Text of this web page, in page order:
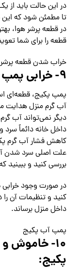
در این حالت باید از
تا مطمئن شود که
در قطعه پرشر هوا،
قطعه را برای شما
خراب شدن قطعه
۹- خرابی پمپ پکیج:
پمپ پکیج، قطعه‌ای
آب گرم منزل هدایت
دیگر نمی‌تواند آب
داخل خانه دائماً
کاهش فشار آب گرم
علت اصلی سرد شدن
بررسی کنید و ببینید
در صورت وجود خرابی
کنید و تنظیمات آن را
داخل منزل برساند.
پمپ آب پکیج
۱۰- خاموش
پکیج: